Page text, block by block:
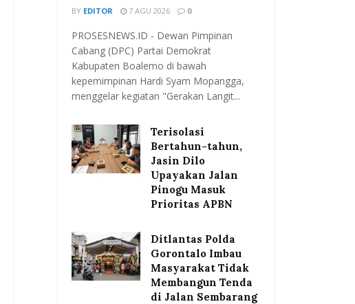
BY EDITOR 7 AGU 2026 0
PROSESNEWS.ID - Dewan Pimpinan
Cabang (DPC) Partai Demokrat
Kabupaten Boalemo di bawah
kepemimpinan Hardi Syam Mopangga,
menggelar kegiatan "Gerakan Langit...
Terisolasi
Bertahun-tahun,
Jasin Dilo
Upayakan Jalan
Pinogu Masuk
Prioritas APBN
Ditlantas Polda
Gorontalo Imbau
Masyarakat Tidak
Membangun Tenda
di Jalan Sembarang